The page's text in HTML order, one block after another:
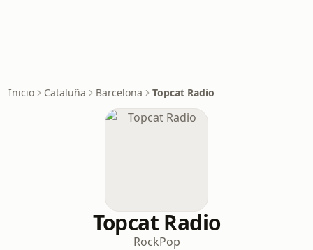
Inicio Cataluña Barcelona Topcat Radio
Topcat Radio
RockPop